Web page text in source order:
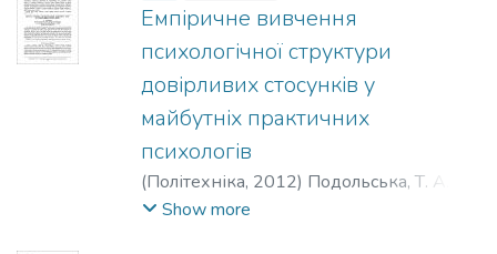
Емпіричне вивчення
психологічної структури
довірливих стосунків у
майбутніх практичних
психологів
(Політехніка, 2012) Подольська, Т. А.
Podolska, Т. А.
Show more